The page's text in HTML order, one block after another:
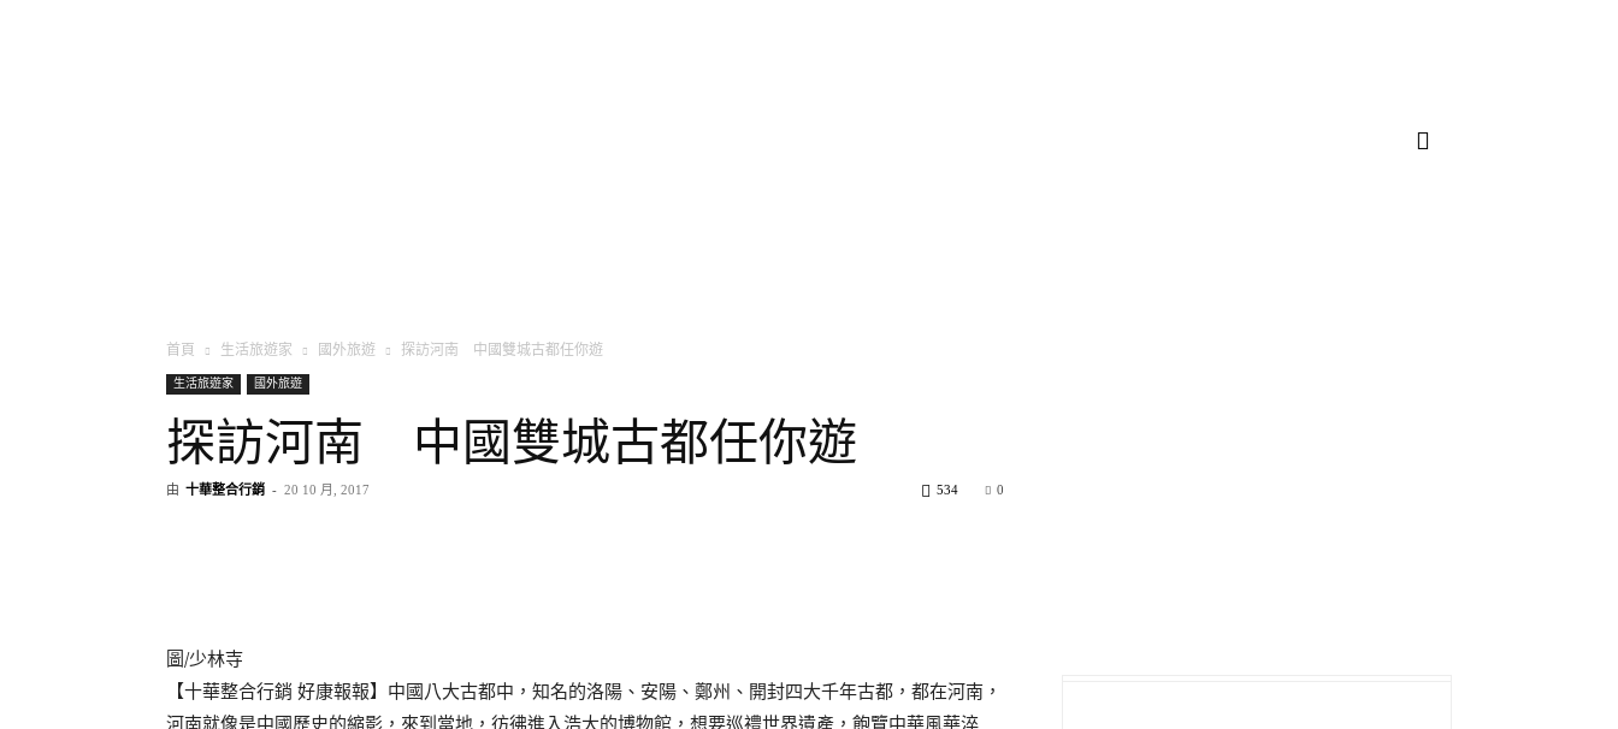
首頁 生活旅遊家 國外旅遊 探訪河南 中國雙城古都任你遊
生活旅遊家 國外旅遊
探訪河南 中國雙城古都任你遊
由 十華整合行銷 - 20 10 月, 2017 0
534
圖/少林寺
【十華整合行銷 好康報報】中國八大古都中，知名的洛陽、安陽、鄭州、開封四大千年古都，都在河南，
河南就像是中國歷史的縮影，來到當地，彷彿進入浩大的博物館，想要巡禮世界遺產，飽覽中華風華淬